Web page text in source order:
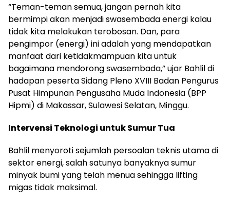
“Teman-teman semua, jangan pernah kita
bermimpi akan menjadi swasembada energi kalau
tidak kita melakukan terobosan. Dan, para
pengimpor (energi) ini adalah yang mendapatkan
manfaat dari ketidakmampuan kita untuk
bagaimana mendorong swasembada,” ujar Bahlil di
hadapan peserta Sidang Pleno XVIII Badan Pengurus
Pusat Himpunan Pengusaha Muda Indonesia (BPP
Hipmi) di Makassar, Sulawesi Selatan, Minggu.
Intervensi Teknologi untuk Sumur Tua
Bahlil menyoroti sejumlah persoalan teknis utama di
sektor energi, salah satunya banyaknya sumur
minyak bumi yang telah menua sehingga lifting
migas tidak maksimal.